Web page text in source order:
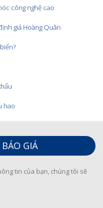
công nghệ cao
giá Hoàng Quân
hao
GIÁ
tin của bạn, chúng tôi sẽ